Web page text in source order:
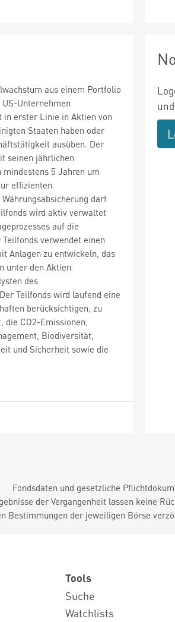
aus einem Portfolio
Unternehmen
in erster Linie in Aktien von
Staaten haben oder
ausüben. Der
seinen jährlichen
5 Jahren um
effizienten
darf
wird aktiv verwaltet
auf die
verwendet einen
Anlagen zu entwickeln, das
unter den Aktien
des
Teilfonds wird laufend eine
berücksichtigen, zu
die CO2-Emissionen,
Biodiversität,
und Sicherheit sowie die
Fondsdaten und gesetzliche
der Vergangenheit lassen keine
Bestimmungen der jeweiligen Börse
Tools
Suche
Watchlists